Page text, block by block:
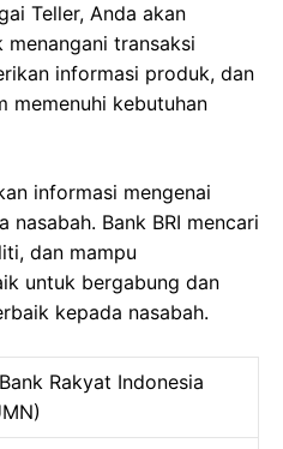
Teller, Anda akan
transaksi
informasi produk, dan
memenuhi kebutuhan
informasi mengenai
Bank BRI mencari
dan mampu
untuk bergabung dan
kepada nasabah.
Rakyat Indonesia